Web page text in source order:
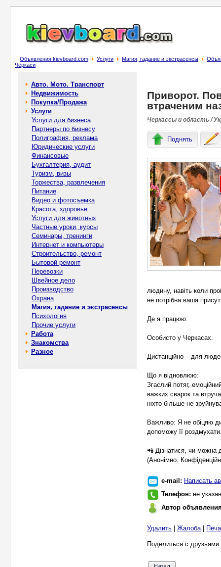
Объявления kievboard.com Услуги Магия, гадание и экстрасенсы
Черкаси
Авто. Мото. Транспорт
Недвижимость
Покупка/Продажа
Услуги
Услуги для бизнеса
Партнеры по бизнесу
Полиграфия, реклама
Юридические услуги
Финансовые
Бухгалтерия, аудит
Туризм, визы
Торжества, развлечения
Питание
Видео и фотосъемка
Красота, здоровье
Услуги для животных
Частные уроки, курсы
Семинары, тренинги
Интернет и компьютеры
Строительство, ремонт
Бытовой ремонт
Перевозки
Швейное дело
Производство
Охрана
Магия, гадание и экстрасенсы
Психология
Прочие услуги
Работа
Знакомства
Разное
Приворот.
втраченим
Черкассы и область /
Поднять
людину, навіть коли
не потрібна ваша
Де я працюю:
Особисто у Черкасах.
Дистанційно – для
Що я відновлюю:
Згаслий потяг,
важких сварок та
ніхто більше не
Важливо: Я не обіцяю
допоможу її
📲 Дізнатися, чи можна
(Анонімно.
e-mail: Написать
Телефон: не указан
Автор
Удалить Жалоба|
Поделиться с